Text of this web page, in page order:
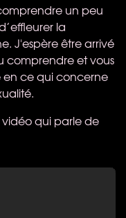
un peu
la
J'espère être arrivé
comprendre et vous
en ce qui concerne
vidéo qui parle de